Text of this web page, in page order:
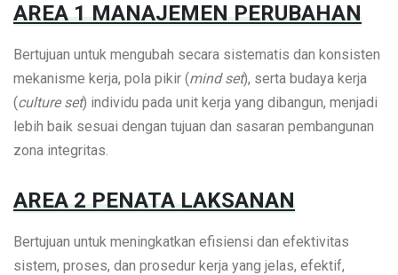
AREA 1 MANAJEMEN PERUBAHAN
Bertujuan untuk mengubah secara sistematis dan konsisten
mekanisme kerja, pola pikir (mind set), serta budaya kerja
(culture set) individu pada unit kerja yang dibangun, menjadi
lebih baik sesuai dengan tujuan dan sasaran pembangunan
zona integritas.
AREA 2 PENATA LAKSANAN
Bertujuan untuk meningkatkan efisiensi dan efektivitas
sistem, proses, dan prosedur kerja yang jelas, efektif,